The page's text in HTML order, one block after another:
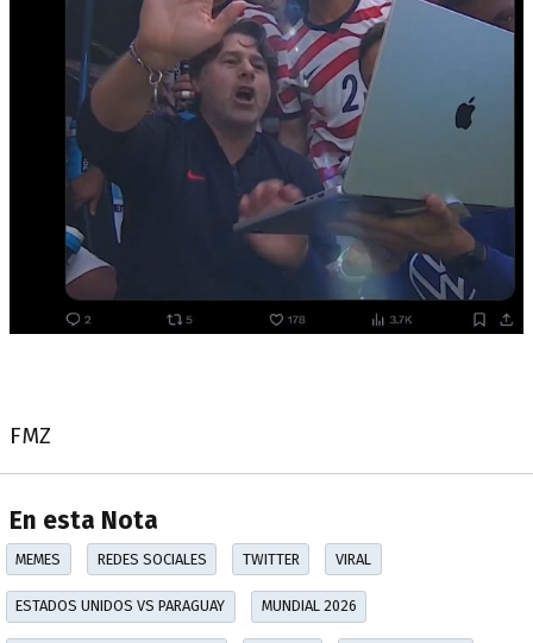
FMZ
En esta Nota
MEMES REDES SOCIALES TWITTER VIRAL
ESTADOS UNIDOS VS PARAGUAY MUNDIAL 2026